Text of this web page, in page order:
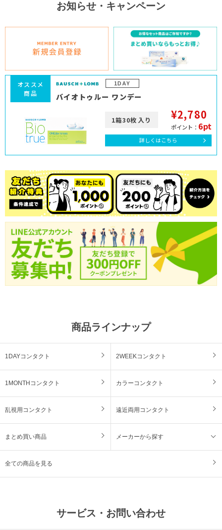
お知らせ・キャンペーン
1DAY
オススメ
商品
バイオトゥルー ワンデー
1箱30枚入り ¥2,780
ポイント： 6pt
詳しくはこちら
商品ラインナップ
1DAYコンタクト 2WEEKコンタクト
1MONTHコンタクト カラーコンタクト
乱視用コンタクト 遠近両用コンタクト
まとめ買い商品 メーカーから探す
全ての商品を見る
サービス・お問い合わせ